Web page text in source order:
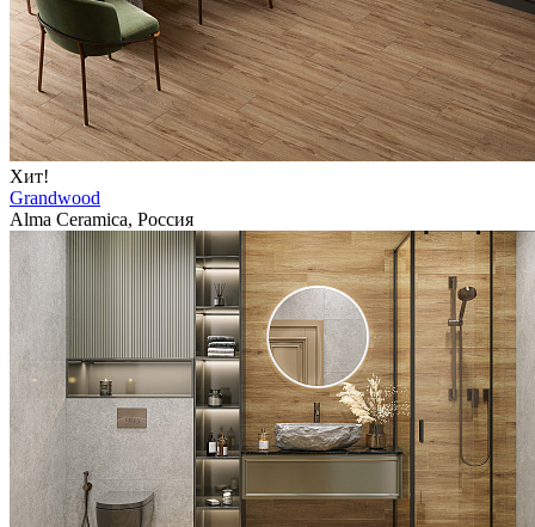
Хит!
Grandwood
Alma Ceramica, Россия